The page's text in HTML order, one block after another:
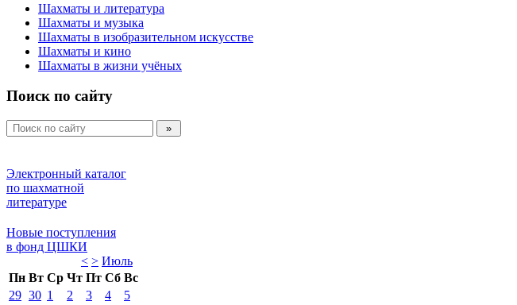
Шахматы и литература
Шахматы и музыка
Шахматы в изобразительном искусстве
Шахматы и кино
Шахматы в жизни учёных
Поиск по сайту
Электронный каталог
по шахматной
литературе
Новые поступления
в фонд ЦШКИ
< > Июль
Пн Вт Ср Чт Пт Сб Вс
29 30 1 2 3 4
5